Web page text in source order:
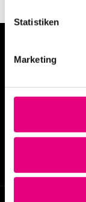
Statistiken
Marketing